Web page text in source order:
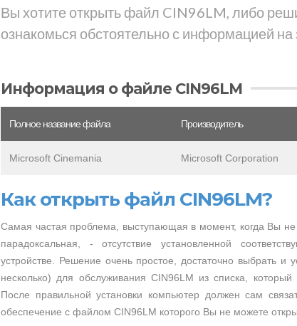
Вы хотите открыть файл CIN96LM, либо
ознакомься обстоятельно с информацией на
Информация о файле CIN96LM
Полное название файла Производитель
Microsoft Cinemania Microsoft Corporation
Как открыть файл CIN96LM?
Самая частая проблема, выступающая в момент, когда Вы
парадоксальная, - отсутствие установленной
устройстве. Решение очень простое, достаточно выбрать и
несколько) для обслуживания CIN96LM из списка,
После правильной установки компьютер должен сам
обеспечение с файлом CIN96LM которого Вы не можете